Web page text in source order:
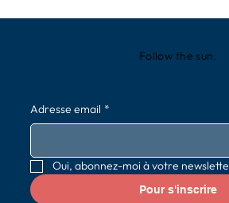
Follow the sun.
Adresse email *
Oui, abonnez-moi à votre
Pour s'inscrire